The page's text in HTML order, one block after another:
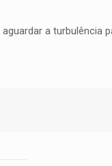
a turbulência